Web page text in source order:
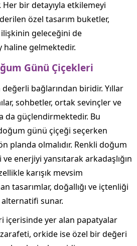
Her bir detayıyla etkilemeyi
özel tasarım buketler,
geleceğini de
gelmektedir.
Günü Çiçekleri
değerli bağlarından biridir. Yıllar
sohbetler, ortak sevinçler ve
da güçlendirmektedir. Bu
günü çiçeği seçerken
planda olmalıdır. Renkli doğum
enerjiyi yansıtarak arkadaşlığın
karışık mevsim
tasarımlar, doğallığı ve içtenliği
sunar.
içerisinde yer alan papatyalar
orkide ise özel bir değeri